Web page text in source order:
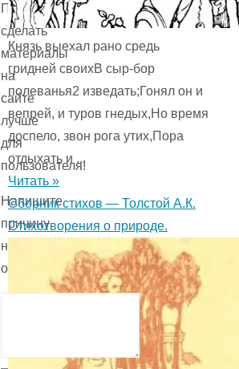
Помогите
сделать
материалы
на
сайте
лучше
для
пользователя!
Напишите
причину
низкой
оценки.
Князь выехал рано средь
гридней своихВ сыр-бор
полеванья2 изведать;Гонял он и
вепрей, и туров гнедых,Но время
доспело, звон рога утих,Пора
отдыхать и ...
Читать »
Сборник стихов — Толстой А.К.
Стихотворения о природе.